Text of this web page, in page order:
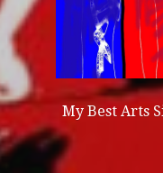
My Best Arts